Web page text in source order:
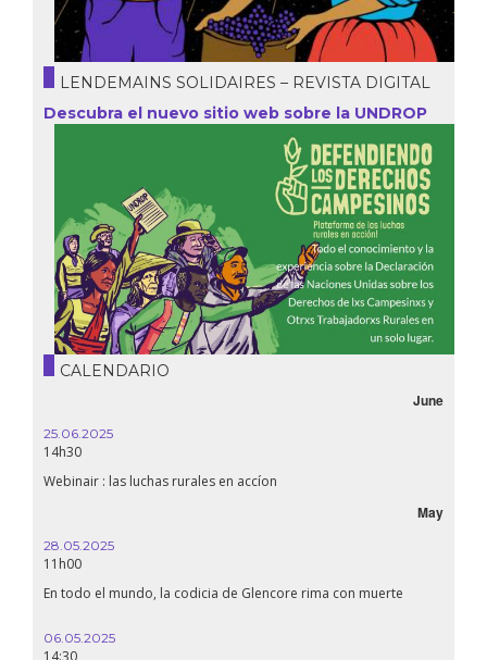
LENDEMAINS SOLIDAIRES – REVISTA DIGITAL
Descubra el nuevo sitio web sobre la UNDROP
CALENDARIO
June
25.06.2025
14h30
Webinair : las luchas rurales en accíon
May
28.05.2025
11h00
En todo el mundo, la codicia de Glencore rima con muerte
06.05.2025
14:30